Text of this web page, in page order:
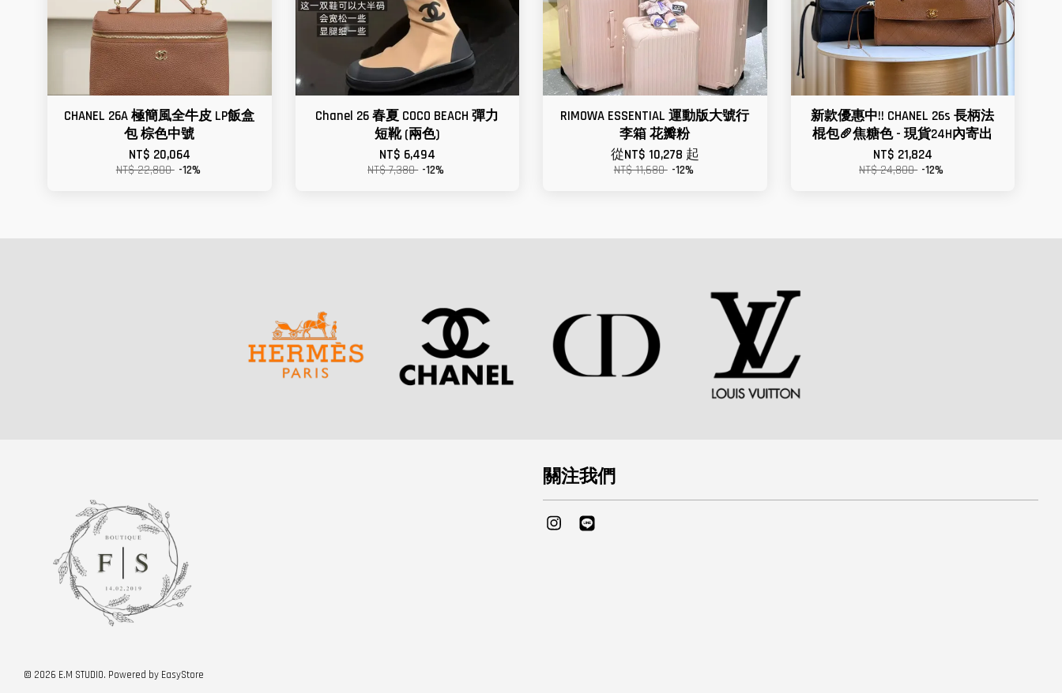
CHANEL 26A 極簡風全牛皮 LP飯盒
包 棕色中號
NT$ 20,064
NT$ 22,800 -12%
Chanel 26 春夏 COCO BEACH 彈力
短靴 (兩色)
NT$ 6,494
NT$ 7,380 -12%
RIMOWA ESSENTIAL 運動版大號行
李箱 花瓣粉
從NT$ 10,278 起
NT$ 11,680 -12%
新款優惠中!! CHANEL 26s 長柄法
棍包🥖焦糖色 - 現貨24H內寄出
NT$ 21,824
NT$ 24,800 -12%
© 2026 E.M STUDIO. Powered by EasyStore
關注我們
Instagram